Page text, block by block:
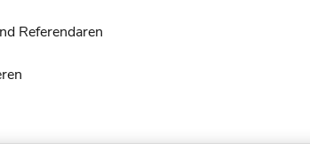
Referendaren